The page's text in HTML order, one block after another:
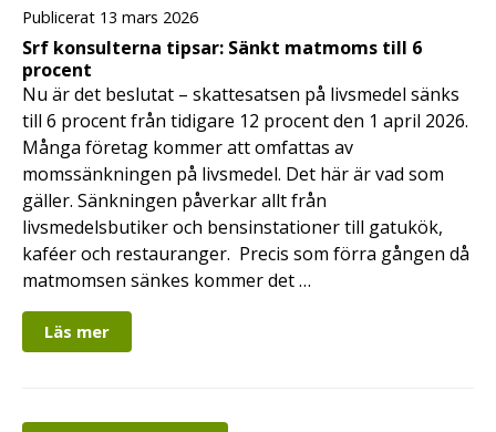
Publicerat 13 mars 2026
Srf konsulterna tipsar: Sänkt matmoms till 6
procent
Nu är det beslutat – skattesatsen på livsmedel sänks
till 6 procent från tidigare 12 procent den 1 april 2026.
Många företag kommer att omfattas av
momssänkningen på livsmedel. Det här är vad som
gäller. Sänkningen påverkar allt från
livsmedelsbutiker och bensinstationer till gatukök,
kaféer och restauranger. Precis som förra gången då
matmomsen sänkes kommer det …
Läs mer